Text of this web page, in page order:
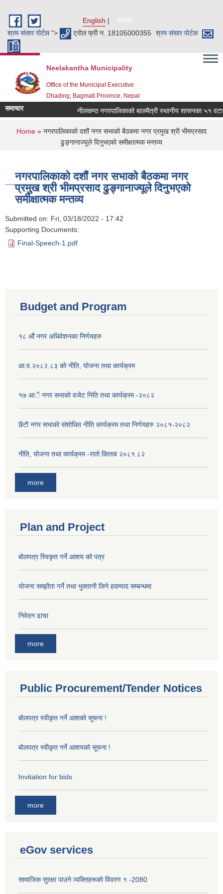
English
नेपाली
श्रम संसार पाेर्टल "> ट्रोल फ्री न. 18105000355 श्रम संसार पाेर्टल
Neelakantha Municipality
Office of the Municipal Executive
Dhading, Bagmati Province, Nepal
समाचार नीलकण्ठ नगरपालिकाको बालमैत्री स्थानीय शासनका ५१ वटा
You are here
Home » नगरपालिकाको दशौं नगर सभाको बैठकमा नगर प्रमुख श्री भीमप्रसाद
ढुङ्‍गानाज्यूले दिनुभएको समीक्षात्मक मन्तव्य
नगरपालिकाको दशौं नगर सभाको बैठकमा नगर
प्रमुख श्री भीमप्रसाद ढुङ्‍गानाज्यूले दिनुभएको
समीक्षात्मक मन्तव्य
Submitted on: Fri, 03/18/2022 - 17:42
Supporting Documents:
Final-Speech-1.pdf
Budget and Program
१८ औं नगर अधिवेशनका निर्णयहरु
आ.व.२०८२.८३ को नीति, योजना तथा कार्यक्रम
१७ आै नगर सभाकाे वजेट निति तथा कार्यक्रम -२०८२
छैटौ नगर सभाको संशोधित नीति कार्यक्रम तथा निर्णयहरु २०८१-२०८२
नीति, योजना तथा कार्यक्रम -रातो किताब २०८१.८२
more
Plan and Project
बोलपत्र स्विकृत गर्ने आशय को पत्र
योजना सम्झौता गर्ने तथा भुक्तानी लिने हदम्याद सम्बन्धमा
निवेदन ढाचा
more
Public Procurement/Tender Notices
बोलपत्र स्वीकृत गर्ने आशको सूचना !
बोलपत्र स्वीकृत गर्ने आशयको सूचना !
Invitation for bids
more
eGov services
सामाजिक सुरक्षा पाउने व्यक्तिहरूको विवरण १ -2080